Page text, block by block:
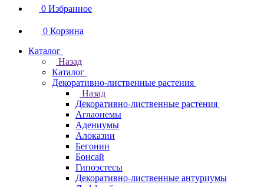
0 Избранное
0 Корзина
Каталог
Назад
Каталог
Декоративно-лиственные растения
Назад
Декоративно-лиственные растения
Аглаонемы
Адениумы
Алоказии
Бегонии
Бонсай
Гипоэстесы
Декоративно-лиственные антуриумы